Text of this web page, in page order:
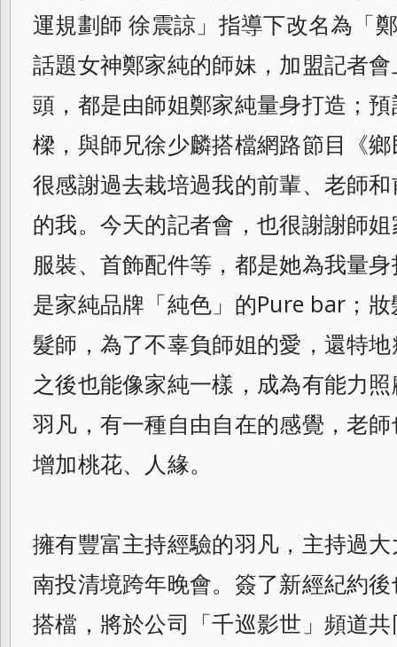
運規劃師 徐震諒」指導下改名為「
話題女神鄭家純的師妹，加盟記者
頭，都是由師姐鄭家純量身打造；
樑，與師兄徐少麟搭檔網路節目《
很感謝過去栽培過我的前輩、老師
的我。今天的記者會，也很謝謝師
服裝、首飾配件等，都是她為我量
是家純品牌「純色」的Pure bar；
髮師，為了不辜負師姐的愛， 還特
之後也能像家純一樣， 成為有能力
羽凡， 有一種自由自在的感覺，老
增加桃花、
人緣。
擁有豐富主持經驗的羽凡，主持過
南投清境跨年晚會。簽了新經紀約
搭檔，將於公司「千巡影世」頻道